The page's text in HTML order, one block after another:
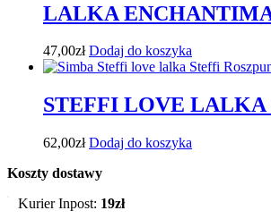
LALKA
47,00zł Dodaj do koszyka
STEFFI LOVE LALKA
62,00zł Dodaj do koszyka
Koszty dostawy
Kurier Inpost: 19zł